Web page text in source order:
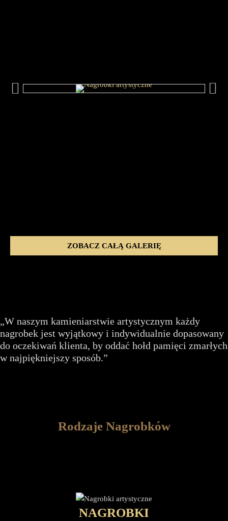
ZOBACZ CAŁĄ GALERIĘ
„W naszym kamieniarstwie artystycznym każdy
nagrobek jest wyjątkowy i indywidualnie dopasowany
do oczekiwań klienta, by oddać hołd pamięci zmarłych
w najpiękniejszy sposób.”
Rodzaje Nagrobków
NAGROBKI